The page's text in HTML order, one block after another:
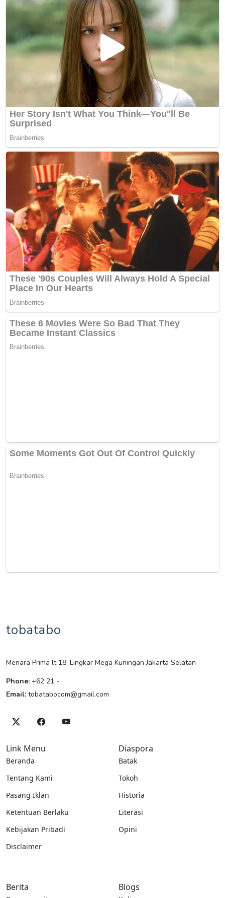
tobatabo
Menara Prima lt 18, Lingkar Mega Kuningan Jakarta Selatan
Phone: +62 21 -
Email: tobatabocom@gmail.com
Link Menu
Beranda
Tentang Kami
Pasang Iklan
Ketentuan Berlaku
Kebijakan Pribadi
Disclaimer
Diaspora
Batak
Tokoh
Historia
Literasi
Opini
Berita Blogs